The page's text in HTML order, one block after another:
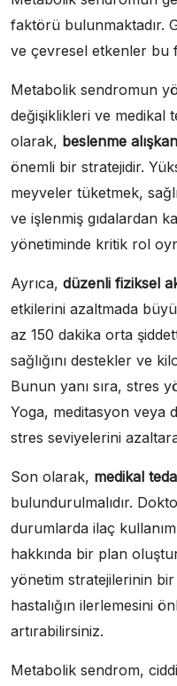
faktörü bulunmaktadır.
ve çevresel etkenler bu
Metabolik sendromun
değişiklikleri ve medikal
olarak, beslenme
önemli bir stratejidir.
meyveler tüketmek,
ve işlenmiş gıdalardan
yönetiminde kritik rol
Ayrıca, düzenli fiziksel
etkilerini azaltmada
az 150 dakika orta
sağlığını destekler ve
Bunun yanı sıra, stres
Yoga, meditasyon veya
stres seviyelerini
Son olarak, medikal
bulundurulmalıdır.
durumlarda ilaç
hakkında bir plan
yönetim stratejilerinin bir
hastalığın ilerlemesini
artırabilirsiniz.
Metabolik sendrom,